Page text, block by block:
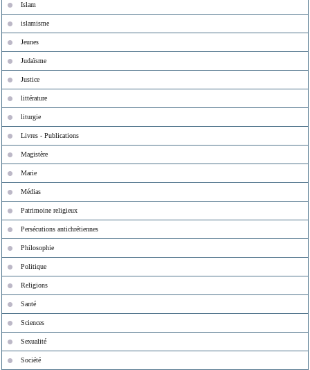
Islam
islamisme
Jeunes
Judaïsme
Justice
littérature
liturgie
Livres - Publications
Magistère
Marie
Médias
Patrimoine religieux
Persécutions antichrétiennes
Philosophie
Politique
Religions
Santé
Sciences
Sexualité
Société